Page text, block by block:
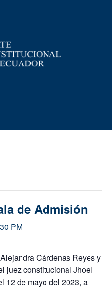
de Admisión
PM
Cárdenas Reyes y
juez constitucional Jhoel
12 de mayo del 2023, a